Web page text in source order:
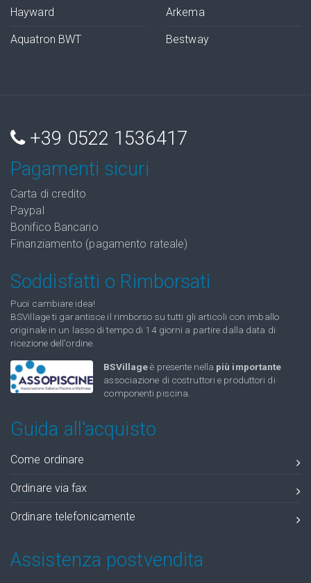
Hayward
Aquatron BWT
Arkema
Bestway
+39 0522 1536417
Pagamenti sicuri
Carta di credito
Paypal
Bonifico Bancario
Finanziamento (pagamento rateale)
Soddisfatti o Rimborsati
Puoi cambiare idea!
BSVillage ti garantisce il rimborso su tutti gli articoli con imballo
originale in un lasso di tempo di 14 giorni a partire dalla data di
ricezione dell'ordine.
BSVillageè presente nella più importante
associazione di costruttori e produttori di
componenti piscina.
Guida all'acquisto
Come ordinare
Ordinare via fax
Ordinare telefonicamente
Assistenza postvendita